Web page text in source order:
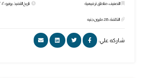
التصنيف: مناطق ترفيهية
التكلفة: 235 مليون جنيه
تاريخ التنفيذ: يونيو ٢٠٢٠
شاركه علي: